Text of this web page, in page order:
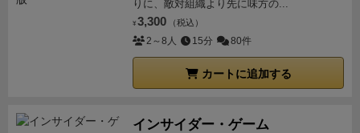
で１人で冒険に行くもよし、他の人の装備まかせで２
人で行くもよし。爆弾の押し付け合いもいいアクセン
ト。ゲーム的には出目操作とかないので手番ごとの一
近な爆弾を持っているときはひたすら爆弾の目が出る
暴発を狙います。ギスギス（笑）爆弾なしだったりお
りに、敵対組織より先に味方の...
¥ 3,300 （税込）
2～8人 15分 80件
カートに追加する
インサイダー・ゲーム